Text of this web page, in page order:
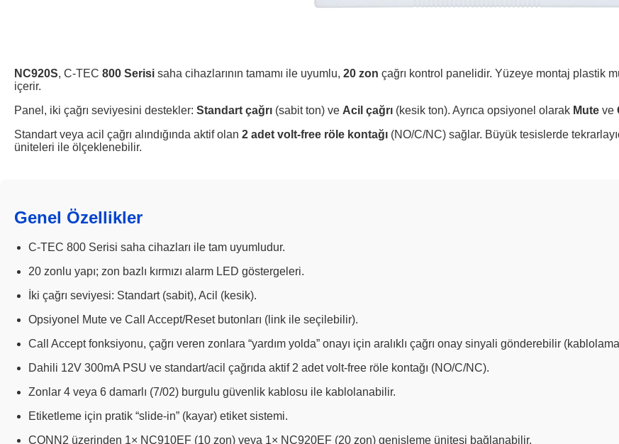
NC920S, C-TEC 800 Serisi saha cihazlarının tamamı ile uyumlu, 20 zon çağrı kontrol panelidir. Yüzeye montaj plastik
içerir.
Panel, iki çağrı seviyesini destekler: Standart çağrı (sabit ton) ve Acil çağrı (kesik ton). Ayrıca opsiyonel olarak Mute ve
Standart veya acil çağrı alındığında aktif olan 2 adet volt-free röle kontağı (NO/C/NC) sağlar. Büyük tesislerde
üniteleri ile ölçeklenebilir.
Genel Özellikler
C-TEC 800 Serisi saha cihazları ile tam uyumludur.
20 zonlu yapı; zon bazlı kırmızı alarm LED göstergeleri.
İki çağrı seviyesi: Standart (sabit), Acil (kesik).
Opsiyonel Mute ve Call Accept/Reset butonları (link ile seçilebilir).
Call Accept fonksiyonu, çağrı veren zonlara “yardım yolda” onayı için aralıklı çağrı onay sinyali gönderebilir
Dahili 12V 300mA PSU ve standart/acil çağrıda aktif 2 adet volt-free röle kontağı (NO/C/NC).
Zonlar 4 veya 6 damarlı (7/02) burgulu güvenlik kablosu ile kablolanabilir.
Etiketleme için pratik “slide-in” (kayar) etiket sistemi.
CONN2 üzerinden 1× NC910EF (10 zon) veya 1× NC920EF (20 zon) genişleme ünitesi bağlanabilir.